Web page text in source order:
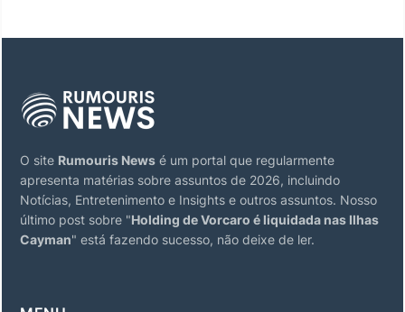
O site Rumouris News é um portal que regularmente
apresenta matérias sobre assuntos de 2026, incluindo
Notícias, Entretenimento e Insights e outros assuntos. Nosso
último post sobre "Holding de Vorcaro é liquidada nas Ilhas
Cayman" está fazendo sucesso, não deixe de ler.